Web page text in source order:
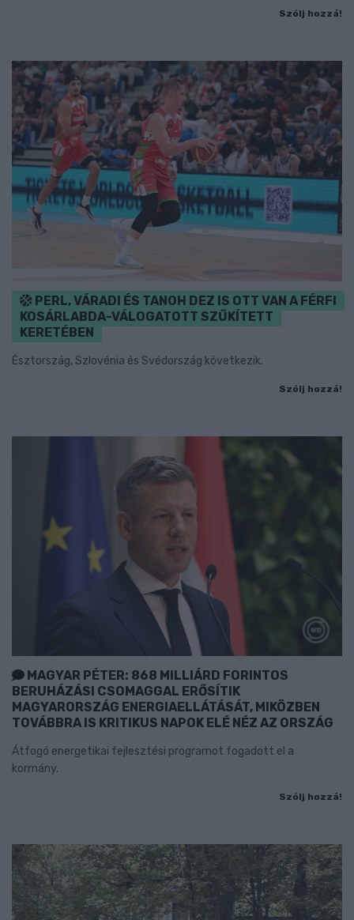
Szólj hozzá!
PERL, VÁRADI ÉS TANOH DEZ IS OTT VAN A FÉRFI
KOSÁRLABDA-VÁLOGATOTT SZŰKÍTETT
KERETÉBEN
Észtország, Szlovénia és Svédország következik.
Szólj hozzá!
MAGYAR PÉTER: 868 MILLIÁRD FORINTOS
BERUHÁZÁSI CSOMAGGAL ERŐSÍTIK
MAGYARORSZÁG ENERGIAELLÁTÁSÁT, MIKÖZBEN
TOVÁBBRA IS KRITIKUS NAPOK ELÉ NÉZ AZ ORSZÁG
Átfogó energetikai fejlesztési programot fogadott el a
kormány.
Szólj hozzá!